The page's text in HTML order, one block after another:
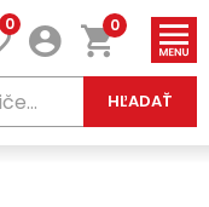
0
HĽADAŤ
0